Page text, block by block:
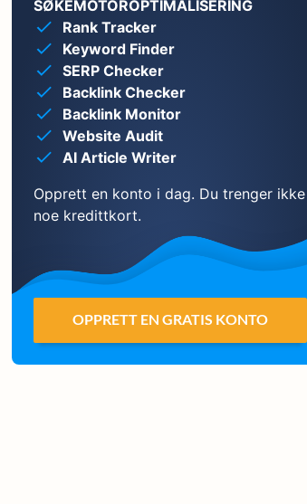
SØKEMOTOROPTIMALISERING
Rank Tracker
Keyword Finder
SERP Checker
Backlink Checker
Backlink Monitor
Website Audit
AI Article Writer
Opprett en konto i dag. Du trenger ikke
noe kredittkort.
OPPRETT EN GRATIS KONTO